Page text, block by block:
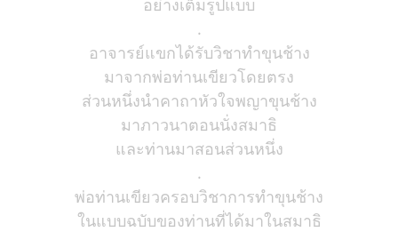
อย่างเต็มรูปแบบ
.
อาจารย์แขกได้รับวิชาทำขุนช้าง
มาจากพ่อท่านเขียวโดยตรง
ส่วนหนึ่งนำคาถาหัวใจพญาขุนช้าง
มาภาวนาตอนนั่งสมาธิ
และท่านมาสอนส่วนหนึ่ง
.
พ่อท่านเขียวครอบวิชาการทำขุนช้าง
ในแบบฉบับของท่านที่ได้มาในสมาธิ